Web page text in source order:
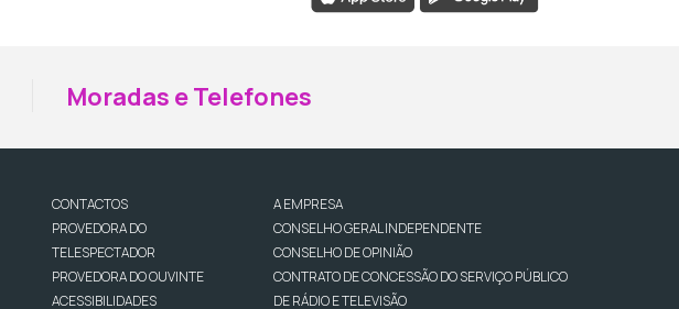
Moradas e Telefones
CONTACTOS
PROVEDORA DO
TELESPECTADOR
PROVEDORA DO OUVINTE
ACESSIBILIDADES
A EMPRESA
CONSELHO GERAL INDEPENDENTE
CONSELHO DE OPINIÃO
CONTRATO DE CONCESSÃO DO SERVIÇO PÚBLICO
DE RÁDIO E TELEVISÃO